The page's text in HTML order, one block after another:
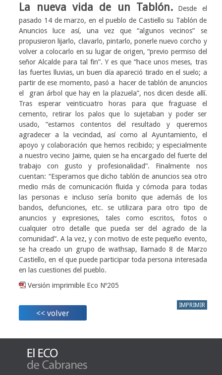
La nueva vida de un Tablón.Desde el
pasado 14 de marzo, en el pueblo de Castiello su Tablón de
Anuncios luce así, una vez que “algunos vecinos” se
propusieron lijarlo, clavarlo, pintarlo, ponerle nuevo corcho y
volver a colocarlo en su lugar de origen, “previo permiso del
señor Alcalde para tal fin”. Y es que “hace unos meses, tras
las fuertes lluvias, un buen día apareció tirado en el suelo; a
partir de ese momento, pasó a hacer de tablón de anuncios
el gran árbol que hay en la plazuela”, nos dicen desde allí.
Tras esperar veinticuatro horas para que fraguase el
cemento, retirar los palos que lo sujetaban y poder ser
usado, “estamos contentos del resultado y queremos
agradecer a la vecindad, así como al Ayuntamiento, el
apoyo y colaboración que hemos recibido; y especialmente
a nuestro vecino Jaime, quien se ha encargado del fuerte del
trabajo con gusto y profesionalidad”. Finalmente nos
cuentan: “Esperamos que dicho tablón de anuncios sea otro
medio más de comunicación fluida y cómoda para todas
las personas e incluso sería bonito que además de los
bandos, defunciones, etc. se utilizara para otro tipo de
anuncios y expresiones, tales como escritos, fotos o
cualquier otro detalle que pueda ser del agrado de la
comunidad”. A la vez, y con motivo de este pequeño evento,
se ha creado un grupo de wathsap, llamado 8 de Marzo
Castiello, en el que puede participar toda persona interesada
en las cuestiones del pueblo.
Versión imprimible Eco Nº205
<< volver
IMPRIMIR